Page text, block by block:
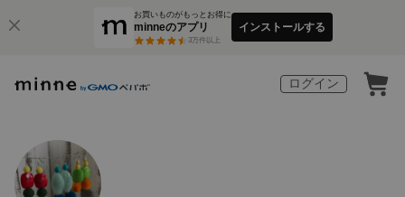
お買いものがもっとお得に
minneのアプリ
3万件以上
インストールする
ログイン